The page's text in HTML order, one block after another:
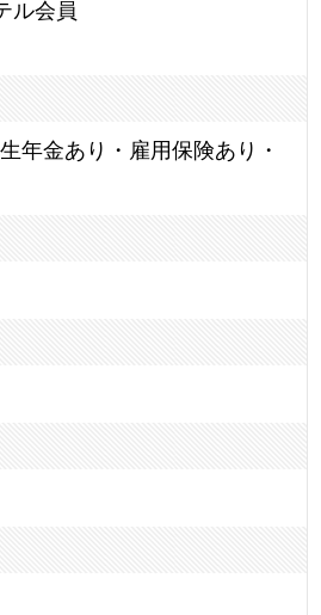
ル会員
年金あり・雇用保険あり・